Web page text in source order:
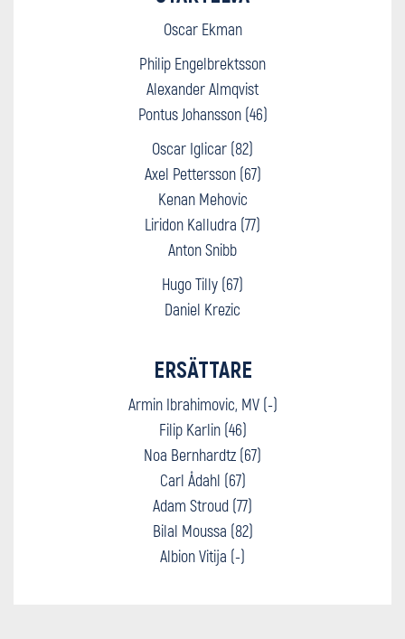
Oscar Ekman
Philip Engelbrektsson
Alexander Almqvist
Pontus Johansson (46)
Oscar Iglicar (82)
Axel Pettersson (67)
Kenan Mehovic
Liridon Kalludra (77)
Anton Snibb
Hugo Tilly (67)
Daniel Krezic
ERSÄTTARE
Armin Ibrahimovic, MV (-)
Filip Karlin (46)
Noa Bernhardtz (67)
Carl Ådahl (67)
Adam Stroud (77)
Bilal Moussa (82)
Albion Vitija (-)